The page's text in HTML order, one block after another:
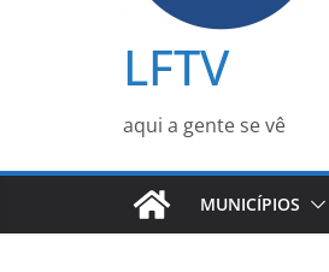
LFTV
aqui a gente se vê
MUNICÍPIOS